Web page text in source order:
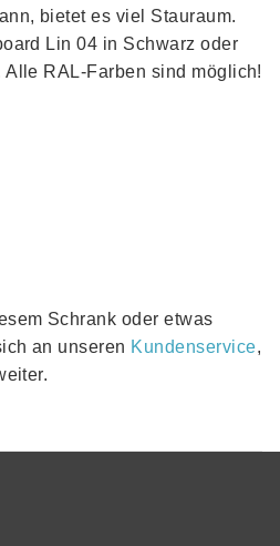
bietet es viel Stauraum.
Lin 04 in Schwarz oder
RAL-Farben sind möglich!
Schrank oder etwas
an unseren Kundenservice,